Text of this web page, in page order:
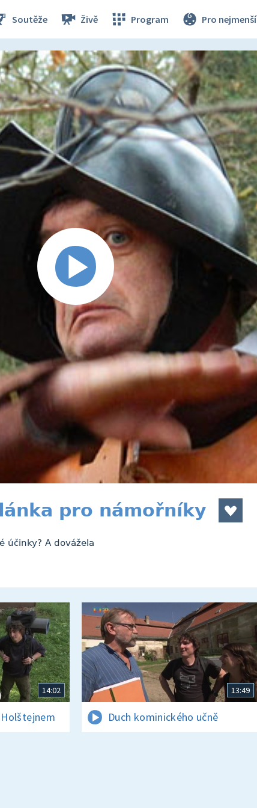
Soutěže Živě Program Pro nejmenší
pro námořníky
účinky? A dovážela
14:02 13:49
Duch kominického učně